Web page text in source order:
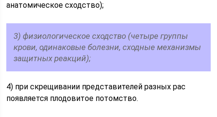
анатомическое сходство);
3) физиологическое сходство (четыре группы
крови, одинаковые болезни, сходные механизмы
защитных реакций);
4) при скрещивании представителей разных рас
появляется плодовитое потомство.